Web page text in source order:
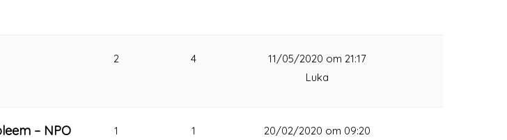
2 4
11/05/2020 om 21:17
Luka
– NPO 1 1
20/02/2020 om 09:20